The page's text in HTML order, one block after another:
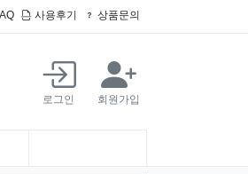
사용후기 상품문의
로그인 회원가입